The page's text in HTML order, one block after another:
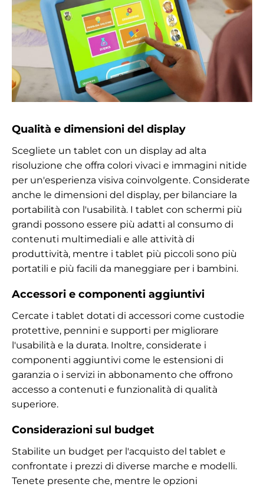
Qualità e dimensioni del display
Scegliete un tablet con un display ad alta
risoluzione che offra colori vivaci e immagini nitide
per un'esperienza visiva coinvolgente. Considerate
anche le dimensioni del display, per bilanciare la
portabilità con l'usabilità. I tablet con schermi più
grandi possono essere più adatti al consumo di
contenuti multimediali e alle attività di
produttività, mentre i tablet più piccoli sono più
portatili e più facili da maneggiare per i bambini.
Accessori e componenti aggiuntivi
Cercate i tablet dotati di accessori come custodie
protettive, pennini e supporti per migliorare
l'usabilità e la durata. Inoltre, considerate i
componenti aggiuntivi come le estensioni di
garanzia o i servizi in abbonamento che offrono
accesso a contenuti e funzionalità di qualità
superiore.
Considerazioni sul budget
Stabilite un budget per l'acquisto del tablet e
confrontate i prezzi di diverse marche e modelli.
Tenete presente che, mentre le opzioni